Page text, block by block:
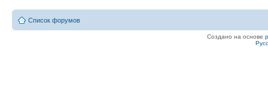
Список форумов
Создано на основе